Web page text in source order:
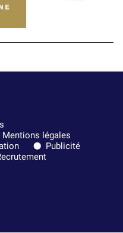
Mentions légales
Publicité